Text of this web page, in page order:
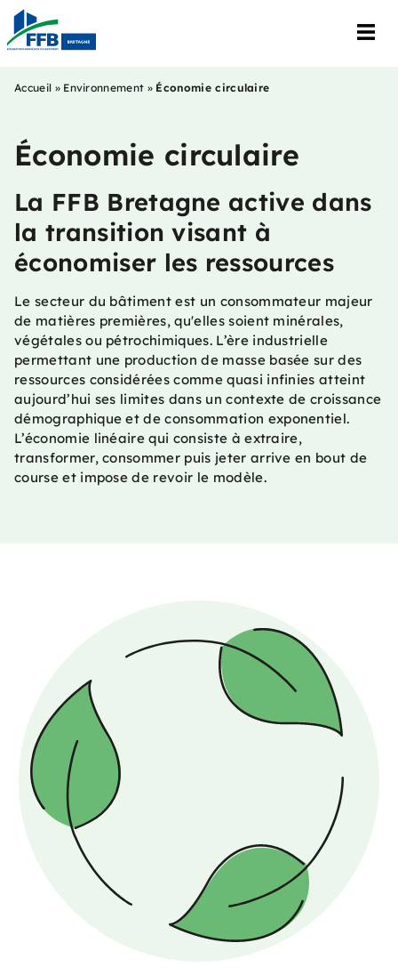
Accueil » Environnement » Économie circulaire
Économie circulaire
La FFB Bretagne active dans
la transition visant à
économiser les ressources
Le secteur du bâtiment est un consommateur majeur
de matières premières, qu'elles soient minérales,
végétales ou pétrochimiques. L’ère industrielle
permettant une production de masse basée sur des
ressources considérées comme quasi infinies atteint
aujourd’hui ses limites dans un contexte de croissance
démographique et de consommation exponentiel.
L’économie linéaire qui consiste à extraire,
transformer, consommer puis jeter arrive en bout de
course et impose de revoir le modèle.